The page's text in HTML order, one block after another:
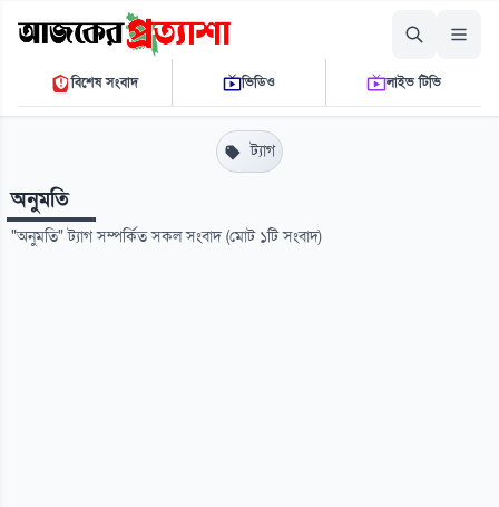
শনিবার, ০৮ আগস্ট ২০২৬
০৭:০৮:১৪ এ.এম.THE DAILY AJKER PROTTASHA
বিশেষ সংবাদ ভিডিও লাইভ টিভি
ট্যাগ
অনুমতি
"অনুমতি" ট্যাগ সম্পর্কিত সকল সংবাদ (মোট ১টি সংবাদ)